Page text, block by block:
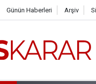
Günün Haberleri Arşiv